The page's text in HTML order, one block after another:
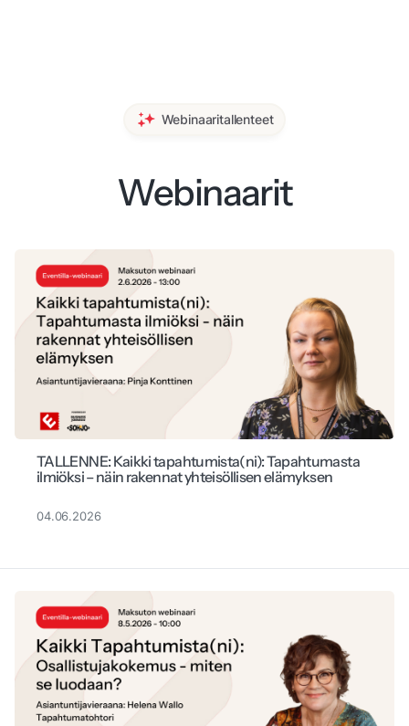
Webinaaritallenteet
Webinaarit
TALLENNE: Kaikki tapahtumista(ni): Tapahtumasta
ilmiöksi – näin rakennat yhteisöllisen elämyksen
04.06.2026